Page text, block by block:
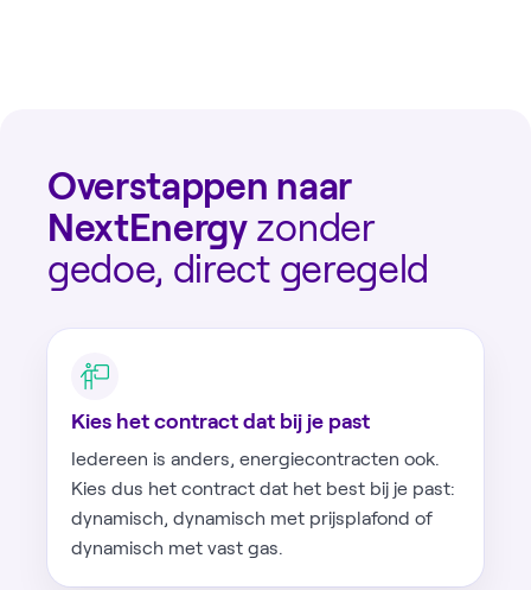
Overstappen naar
NextEnergyzonder
gedoe, direct geregeld
Kies het contract dat bij je past
Iedereen is anders, energiecontracten ook.
Kies dus het contract dat het best bij je past:
dynamisch, dynamisch met prijsplafond of
dynamisch met vast gas.